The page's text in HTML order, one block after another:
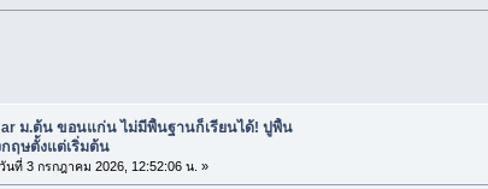
ม.ต้น ขอนแก่น ไม่มีพื้นฐานก็เรียนได้! ปูพื้น
ฤษตั้งแต่เริ่มต้น
วันที่ 3 กรกฎาคม 2026, 12:52:06 น. »